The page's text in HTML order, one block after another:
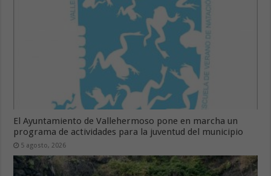
El Ayuntamiento de Vallehermoso pone en marcha un
programa de actividades para la juventud del municipio
5 agosto, 2026